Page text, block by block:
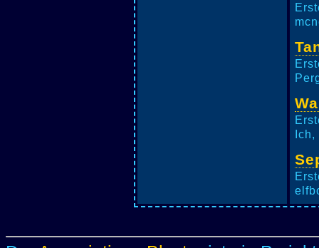
Ich,